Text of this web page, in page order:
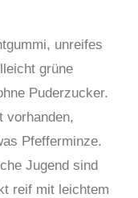
unreifes
grüne
Puderzucker.
vorhanden,
Pfefferminze.
Jugend sind
reif mit leichtem